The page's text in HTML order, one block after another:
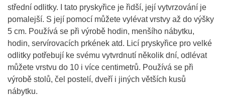
střední odlitky. I tato pryskyřice je řidší, její vytvrzování je
pomalejší. S její pomocí můžete vylévat vrstvy až do výšky
5 cm. Používá se při výrobě hodin, menšího nábytku,
hodin, servírovacích prkének atd. Licí pryskyřice pro velké
odlitky potřebují ke svému vytvrdnutí několik dní, odlévat
můžete vrstvu do 10 i více centimetrů. Používá se při
výrobě stolů, čel postelí, dveří i jiných větších kusů
nábytku.